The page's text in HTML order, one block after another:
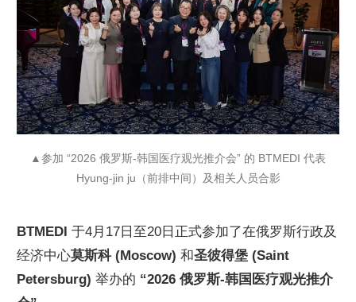
▲参加 “2026 俄罗斯-韩国医疗观光推介会” 的 BTMEDI 代表
Hyung-jin ju（前排中间）及相关人员合影
BTMEDI 于4月17日至20日正式参加了在俄罗斯行政及
经济中心莫斯科 (Moscow) 和圣彼得堡 (Saint
Petersburg) 举办的 “2026 俄罗斯-韩国医疗观光推介